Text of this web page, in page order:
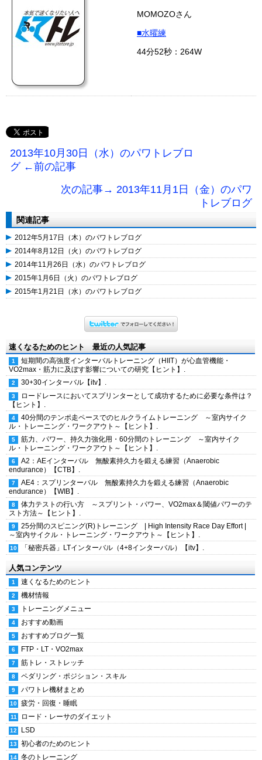
MOMOZOさん
■水曜練
44分52秒：264W
2013年10月30日（水）のパワトレブロ
グ ←前の記事
次の記事→ 2013年11月1日（金）のパワ
トレブログ
関連記事
2012年5月17日（木）のパワトレブログ
2014年8月12日（火）のパワトレブログ
2014年11月26日（水）のパワトレブログ
2015年1月6日（火）のパワトレブログ
2015年1月21日（水）のパワトレブログ
速くなるためのヒント 最近の人気記事
短期間の高強度インターバルトレーニング（HIIT）が心血管機能・
VO2max・筋力に及ぼす影響についての研究【ヒント】.
30+30インターバル【itv】.
ロードレースにおいてスプリンターとして成功するために必要な条件は？
【ヒント】.
40分間のテンポ走ペースでのヒルクライムトレーニング ～室内サイク
ル・トレーニング・ワークアウト～【ヒント】.
筋力、パワー、持久力強化用・60分間のトレーニング ～室内サイク
ル・トレーニング・ワークアウト～【ヒント】.
A2：AEインターバル 無酸素持久力を鍛える練習（Anaerobic
endurance）【CTB】.
AE4：スプリンターバル 無酸素持久力を鍛える練習（Anaerobic
endurance）【WIB】.
体力テストの行い方 ～スプリント・パワー、VO2max＆閾値パワーのテ
スト方法～【ヒント】.
25分間のスピニング(R)トレーニング | High Intensity Race Day Effort |
～室内サイクル・トレーニング・ワークアウト～【ヒント】.
「秘密兵器」LTインターバル（4+8インターバル）【itv】.
人気コンテンツ
速くなるためのヒント
機材情報
トレーニングメニュー
おすすめ動画
おすすめブログ一覧
FTP・LT・VO2max
筋トレ・ストレッチ
ペダリング・ポジション・スキル
パワトレ機材まとめ
疲労・回復・睡眠
ロード・レーサのダイエット
LSD
初心者のためのヒント
冬のトレーニング